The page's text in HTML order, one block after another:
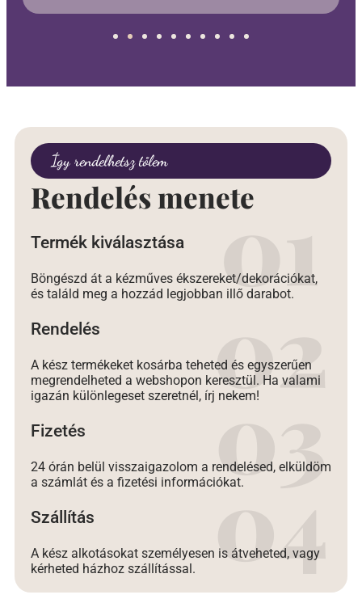
Így rendelhetsz tőlem
Rendelés menete
Termék kiválasztása
Böngészd át a kézműves ékszereket/dekorációkat,
és találd meg a hozzád legjobban illő darabot.
Rendelés
A kész termékeket kosárba teheted és egyszerűen
megrendelheted a webshopon keresztül. Ha valami
igazán különlegeset szeretnél, írj nekem!
Fizetés
24 órán belül visszaigazolom a rendelésed, elküldöm
a számlát és a fizetési információkat.
Szállítás
A kész alkotásokat személyesen is átveheted, vagy
kérheted házhoz szállítással.